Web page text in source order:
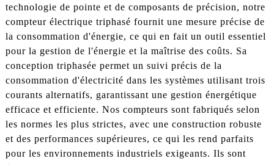
technologie de pointe et de composants de précision, notre
compteur électrique triphasé fournit une mesure précise de
la consommation d'énergie, ce qui en fait un outil essentiel
pour la gestion de l'énergie et la maîtrise des coûts. Sa
conception triphasée permet un suivi précis de la
consommation d'électricité dans les systèmes utilisant trois
courants alternatifs, garantissant une gestion énergétique
efficace et efficiente. Nos compteurs sont fabriqués selon
les normes les plus strictes, avec une construction robuste
et des performances supérieures, ce qui les rend parfaits
pour les environnements industriels exigeants. Ils sont